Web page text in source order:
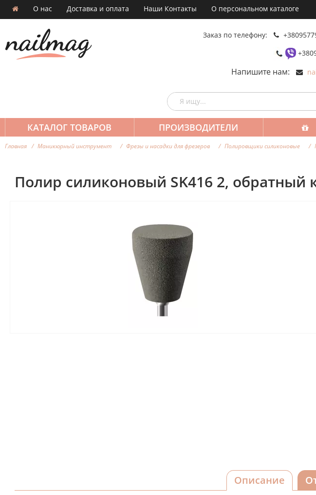
О нас Доставка и оплата Наши Контакты О персональном каталоге
Заказ по телефону:
Напишите нам:
КАТАЛОГ ТОВАРОВ ПРОИЗВОДИТЕЛИ
Главная Маникюрный инструмент Фрезы и насадки для фрезеров Полировщики силиконовые
Полир силиконовый SK416 2, обратный
Описание